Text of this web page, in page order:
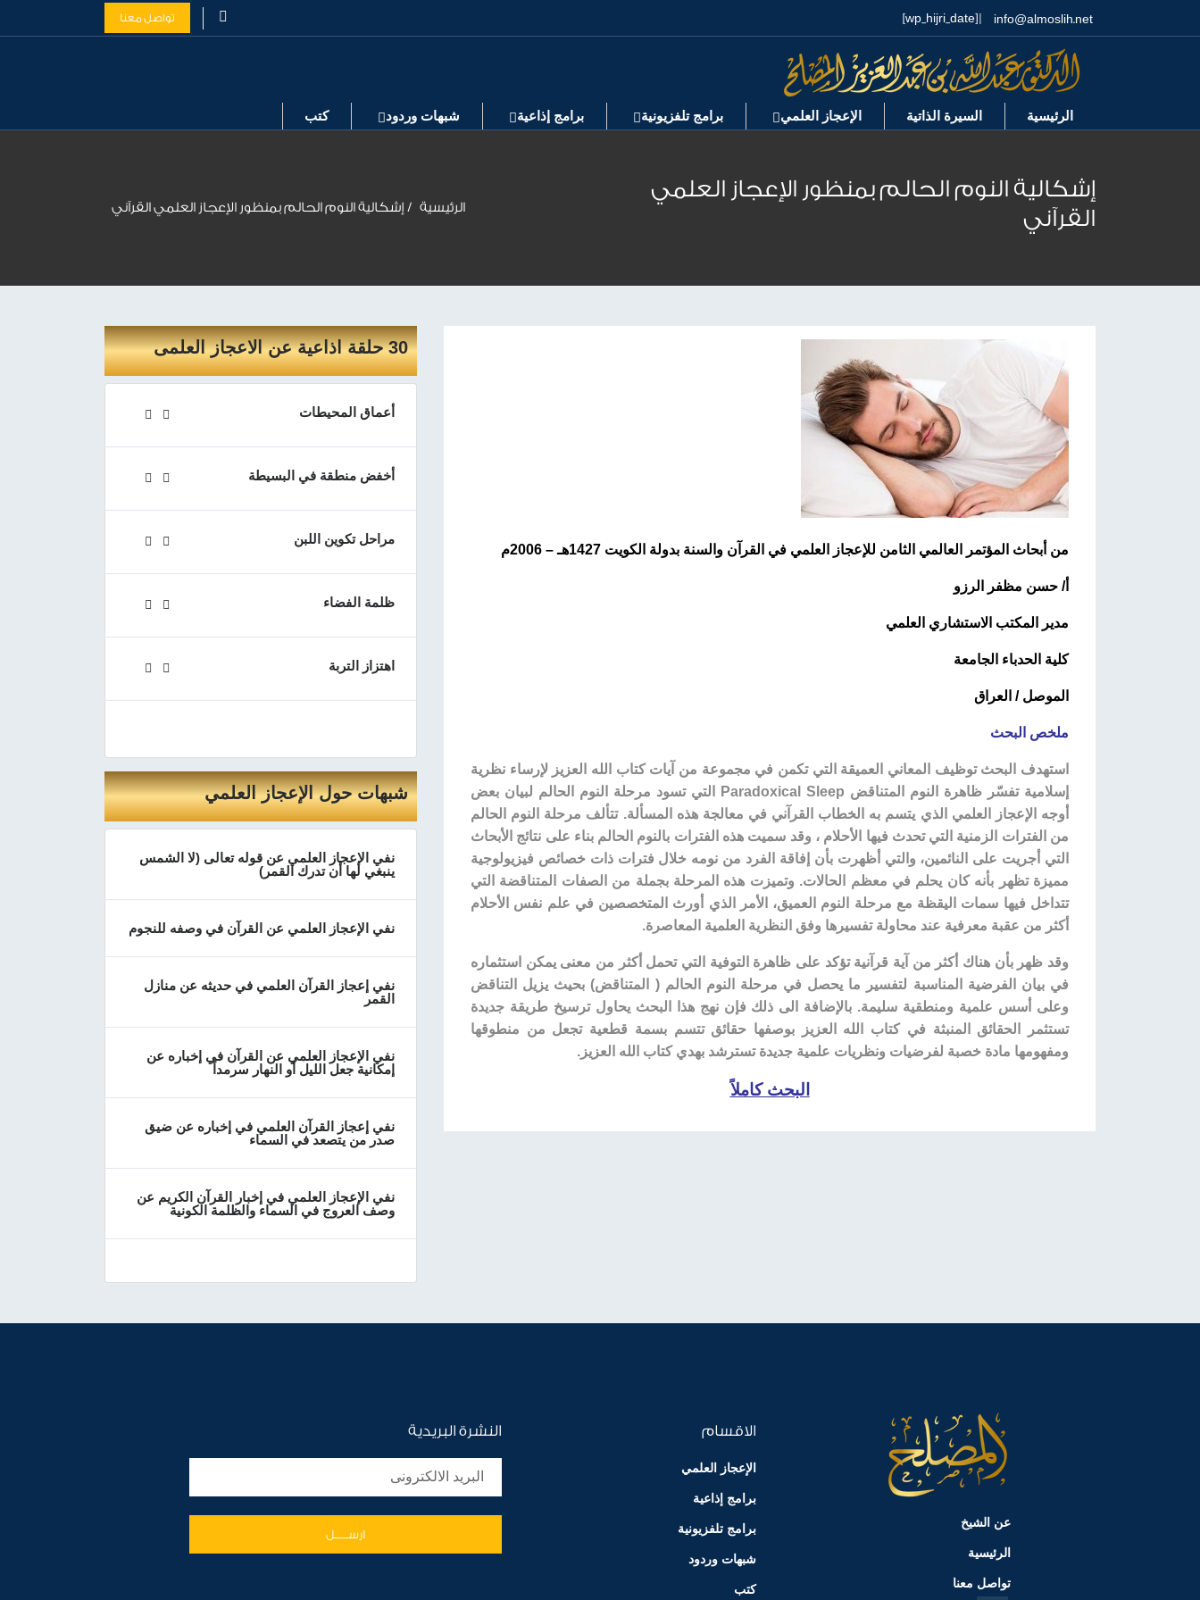
info@almoslih.net
| [wp_hijri_date] تواصل معنا
الرئيسية السيرة الذاتية الإعجاز العلمي برامج تلفزيونية برامج إذاعية شبهات وردود كتب
إشكالية النوم الحالم بمنظور الإعجاز العلمي
القرآني
الرئيسية إشكالية النوم الحالم بمنظور الإعجاز العلمي القرآني
من أبحاث المؤتمر العالمي الثامن للإعجاز العلمي في القرآن والسنة بدولة الكويت 1427هـ – 2006م
أ/ حسن مظفر الرزو
مدير المكتب الاستشاري العلمي
كلية الحدباء الجامعة
الموصل / العراق
ملخص البحث
استهدف البحث توظيف المعاني العميقة التي تكمن في مجموعة من آيات كتاب الله العزيز لإرساء نظرية
إسلامية تفسّر ظاهرة النوم المتناقض Paradoxical Sleep التي تسود مرحلة النوم الحالم لبيان بعض
أوجه الإعجاز العلمي الذي يتسم به الخطاب القرآني في معالجة هذه المسألة. تتألف مرحلة النوم الحالم
من الفترات الزمنية التي تحدث فيها الأحلام ، وقد سميت هذه الفترات بالنوم الحالم بناء على نتائج الأبحاث
التي أجريت على النائمين، والتي أظهرت بأن إفاقة الفرد من نومه خلال فترات ذات خصائص فيزيولوجية
مميزة تظهر بأنه كان يحلم في معظم الحالات. وتميزت هذه المرحلة بجملة من الصفات المتناقضة التي
تتداخل فيها سمات اليقظة مع مرحلة النوم العميق، الأمر الذي أورث المتخصصين في علم نفس الأحلام
أكثر من عقبة معرفية عند محاولة تفسيرها وفق النظرية العلمية المعاصرة.
وقد ظهر بأن هناك أكثر من آية قرآنية تؤكد على ظاهرة التوفية التي تحمل أكثر من معنى يمكن استثماره
في بيان الفرضية المناسبة لتفسير ما يحصل في مرحلة النوم الحالم ( المتناقض) بحيث يزيل التناقض
وعلى أسس علمية ومنطقية سليمة. بالإضافة الى ذلك فإن نهج هذا البحث يحاول ترسيخ طريقة جديدة
تستثمر الحقائق المنبثة في كتاب الله العزيز بوصفها حقائق تتسم بسمة قطعية تجعل من منطوقها
ومفهومها مادة خصبة لفرضيات ونظريات علمية جديدة تسترشد بهدي كتاب الله العزيز.
البحث كاملاً
30 حلقة اذاعية عن الاعجاز العلمى
أعماق المحيطات
أخفض منطقة في البسيطة
مراحل تكوين اللبن
ظلمة الفضاء
اهتزاز التربة
شبهات حول الإعجاز العلمي
نفي الإعجاز العلمي عن قوله تعالى (لا الشمس
ينبغي لها أن تدرك القمر)
نفي الإعجاز العلمي عن القرآن في وصفه للنجوم
نفي إعجاز القرآن العلمي في حديثه عن منازل
القمر
نفي الإعجاز العلمي عن القرآن في إخباره عن
إمكانية جعل الليل أو النهار سرمداً
نفي إعجاز القرآن العلمي في إخباره عن ضيق
صدر من يتصعد في السماء
نفي الإعجاز العلمي في إخبار القرآن الكريم عن
وصف العروج في السماء والظلمة الكونية
عن الشيخ
الرئيسية
تواصل معنا
الاقسام
الإعجاز العلمي
برامج إذاعية
برامج تلفزيونية
شبهات وردود
كتب
النشرة البريدية